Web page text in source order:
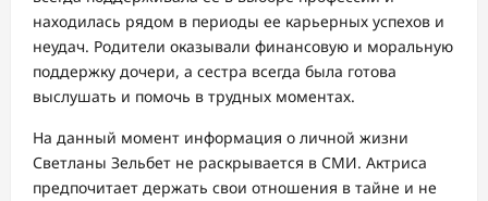
находилась рядом в периоды ее карьерных успехов и
неудач. Родители оказывали финансовую и моральную
поддержку дочери, а сестра всегда была готова
выслушать и помочь в трудных моментах.
На данный момент информация о личной жизни
Светланы Зельбет не раскрывается в СМИ. Актриса
предпочитает держать свои отношения в тайне и не